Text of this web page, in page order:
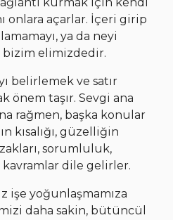
kurmak için kendi
onlara açarlar. İçeri girip
ya da neyi
bizim elimizdedir.
belirlemek ve satır
önem taşır. Sevgi ana
rağmen, başka konular
kısalığı, güzelliğin
sorumluluk,
kavramlar dile gelirler.
işe yoğunlaşmamıza
daha sakin, bütüncül